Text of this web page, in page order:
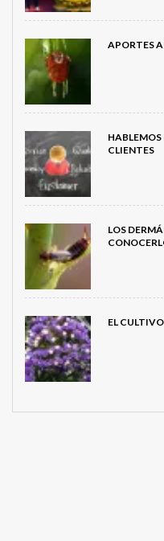
APORTES
HABLEMOS
CLIENTES
LOS
EL